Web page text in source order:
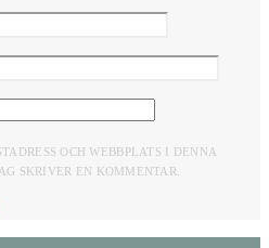
OCH WEBBPLATS I DENNA
SKRIVER EN KOMMENTAR.